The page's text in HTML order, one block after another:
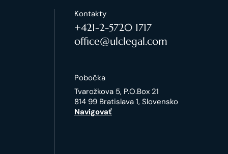
Kontakty
+421-2-5720 1717
office@ulclegal.com
Pobočka
Tvarožkova 5, P.O.Box 21
814 99 Bratislava 1, Slovensko
Navigovať